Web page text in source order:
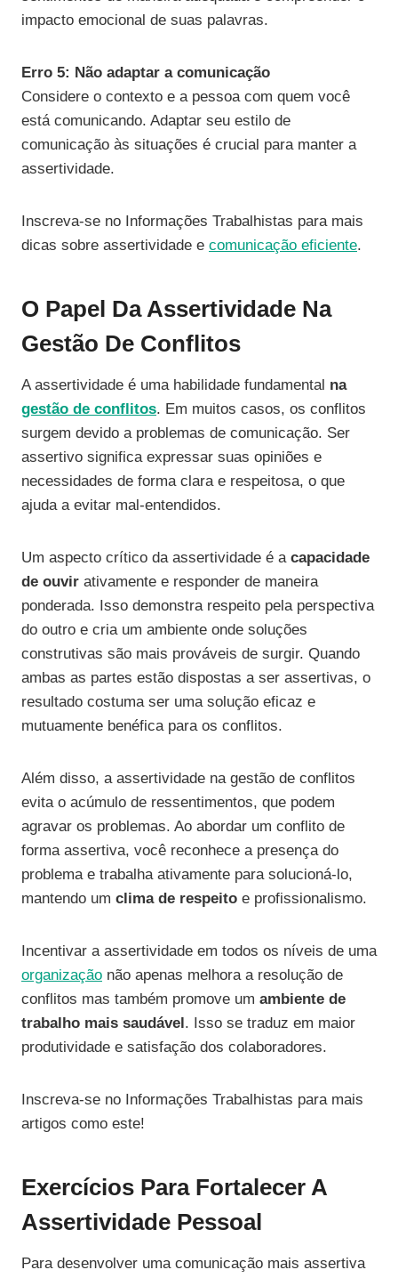
impacto emocional de suas palavras.
Erro 5: Não adaptar a comunicação
Considere o contexto e a pessoa com quem você
está comunicando. Adaptar seu estilo de
comunicação às situações é crucial para manter a
assertividade.
Inscreva-se no Informações Trabalhistas para mais
dicas sobre assertividade e comunicação eficiente.
O Papel Da Assertividade Na
Gestão De Conflitos
A assertividade é uma habilidade fundamental na
gestão de conflitos. Em muitos casos, os conflitos
surgem devido a problemas de comunicação. Ser
assertivo significa expressar suas opiniões e
necessidades de forma clara e respeitosa, o que
ajuda a evitar mal-entendidos.
Um aspecto crítico da assertividade é a capacidade
de ouvir ativamente e responder de maneira
ponderada. Isso demonstra respeito pela perspectiva
do outro e cria um ambiente onde soluções
construtivas são mais prováveis de surgir. Quando
ambas as partes estão dispostas a ser assertivas, o
resultado costuma ser uma solução eficaz e
mutuamente benéfica para os conflitos.
Além disso, a assertividade na gestão de conflitos
evita o acúmulo de ressentimentos, que podem
agravar os problemas. Ao abordar um conflito de
forma assertiva, você reconhece a presença do
problema e trabalha ativamente para solucioná-lo,
mantendo um clima de respeito e profissionalismo.
Incentivar a assertividade em todos os níveis de uma
organização não apenas melhora a resolução de
conflitos mas também promove um ambiente de
trabalho mais saudável . Isso se traduz em maior
produtividade e satisfação dos colaboradores.
Inscreva-se no Informações Trabalhistas para mais
artigos como este!
Exercícios Para Fortalecer A
Assertividade Pessoal
Para desenvolver uma comunicação mais assertiva